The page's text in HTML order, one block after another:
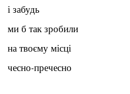
і забудь
ми б так зробили
на твоєму місці
чесно-пречесно